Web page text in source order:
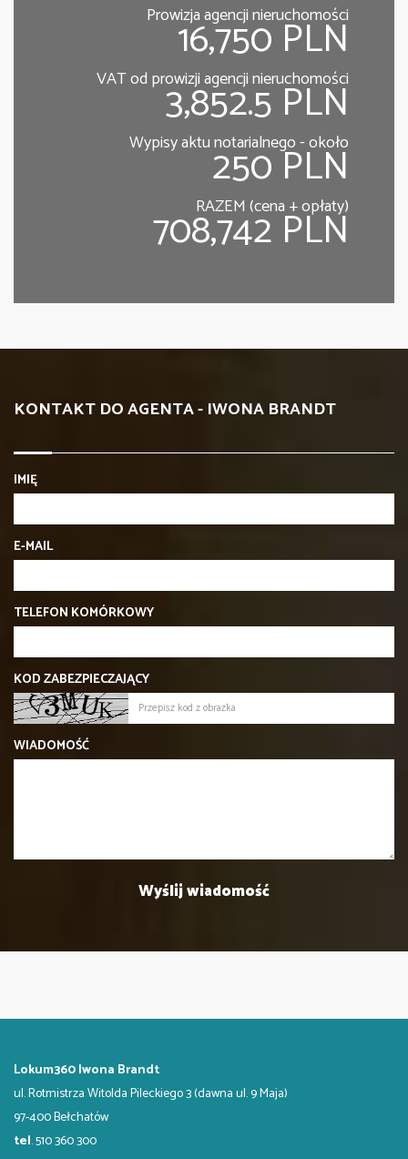
Prowizja agencji nieruchomości
16,750 PLN
VAT od prowizji agencji nieruchomości
3,852.5 PLN
Wypisy aktu notarialnego - około
250 PLN
RAZEM (cena + opłaty)
708,742 PLN
KONTAKT DO AGENTA - IWONA BRANDT
IMIĘ
E-MAIL
TELEFON KOMÓRKOWY
KOD ZABEZPIECZAJĄCY
WIADOMOŚĆ
Lokum360 Iwona Brandt
ul. Rotmistrza Witolda Pileckiego 3 (dawna ul. 9 Maja)
97-400 Bełchatów
tel. 510 360 300